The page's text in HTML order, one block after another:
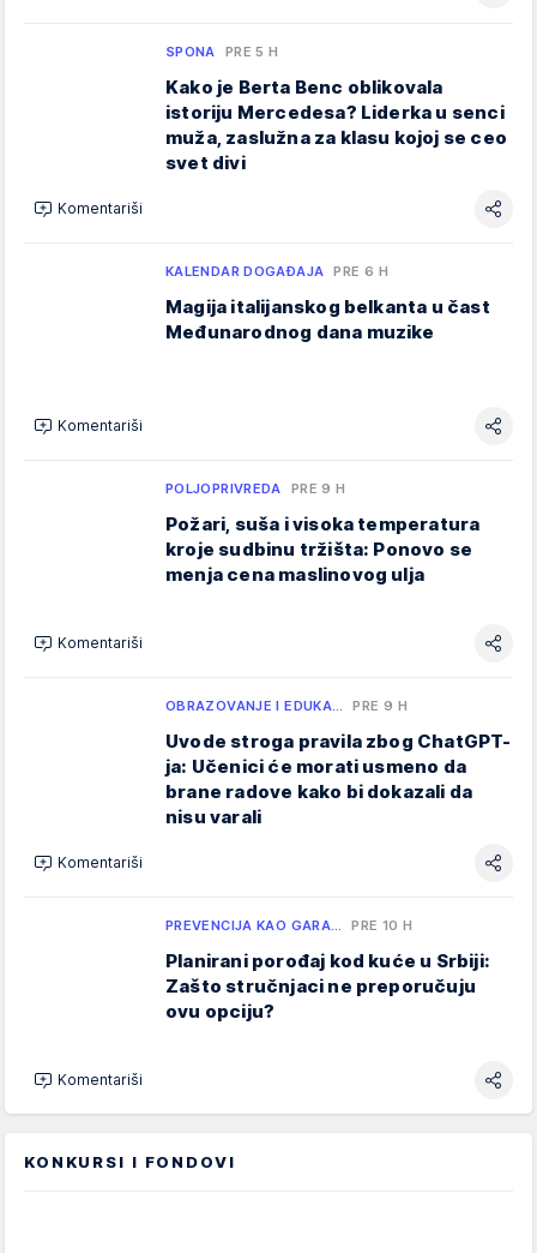
SPONA PRE 5 H
Kako je Berta Benc oblikovala
istoriju Mercedesa? Liderka u senci
muža, zaslužna za klasu kojoj se ceo
svet divi
Komentariši
KALENDAR DOGAĐAJA PRE 6 H
Magija italijanskog belkanta u čast
Međunarodnog dana muzike
Komentariši
POLJOPRIVREDA PRE 9 H
Požari, suša i visoka temperatura
kroje sudbinu tržišta: Ponovo se
menja cena maslinovog ulja
Komentariši
OBRAZOVANJE I EDUKA… PRE 9 H
Uvode stroga pravila zbog ChatGPT-
ja: Učenici će morati usmeno da
brane radove kako bi dokazali da
nisu varali
Komentariši
PREVENCIJA KAO GARA… PRE 10 H
Planirani porođaj kod kuće u Srbiji:
Zašto stručnjaci ne preporučuju
ovu opciju?
Komentariši
KONKURSI I FONDOVI